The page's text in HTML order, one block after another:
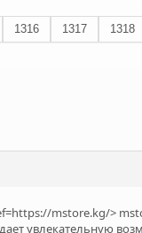
1316 1317 1318
mstore.kg/>
увлекательную